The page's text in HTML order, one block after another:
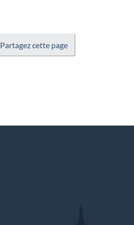
Partagez cette page